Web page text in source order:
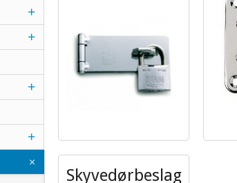
Skyvedørbeslag